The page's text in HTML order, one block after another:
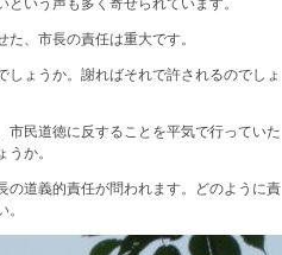
いう声も多く寄せられています。
、市長の責任は重大です。
ょうか。謝ればそれで許されるのでしょ
市民道徳に反することを平気で行っていた
か。
の道義的責任が問われます。どのように責